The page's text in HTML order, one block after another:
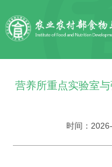
营养所重点实验室
时间：